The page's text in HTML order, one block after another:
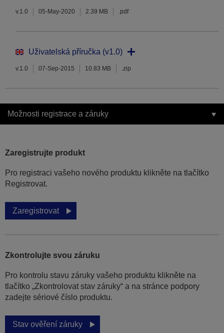
v.1.0 05-May-2020 2.39 MB .pdf
Uživatelská příručka (v1.0)
v.1.0 07-Sep-2015 10.83 MB .zip
Možnosti registrace a záruky
Zaregistrujte produkt
Pro registraci vašeho nového produktu klikněte na tlačítko
Registrovat.
Zaregistrovat
Zkontrolujte svou záruku
Pro kontrolu stavu záruky vašeho produktu klikněte na
tlačítko „Zkontrolovat stav záruky“ a na stránce podpory
zadejte sériové číslo produktu.
Stav ověření záruky